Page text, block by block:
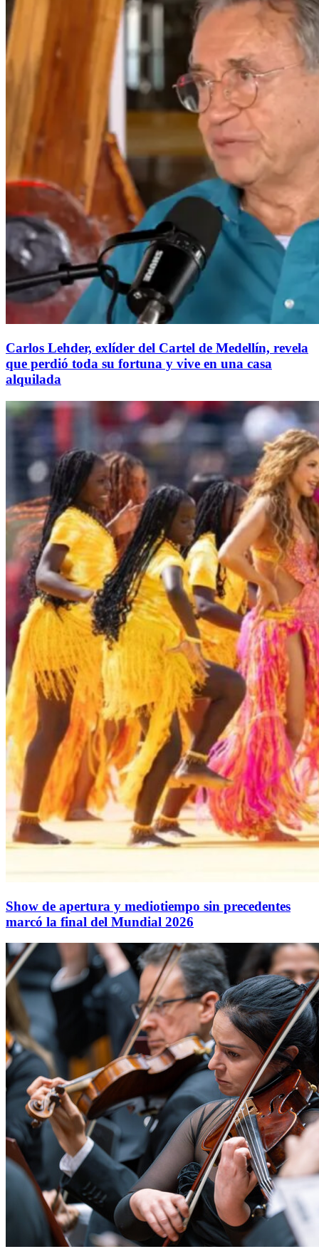
Carlos Lehder, exlíder del Cartel de Medellín, revela
que perdió toda su fortuna y vive en una casa
alquilada
Show de apertura y mediotiempo sin precedentes
marcó la final del Mundial 2026